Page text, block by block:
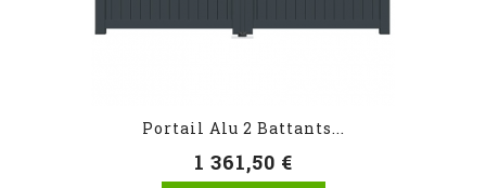
Portail Alu 2 Battants...
1 361,50 €